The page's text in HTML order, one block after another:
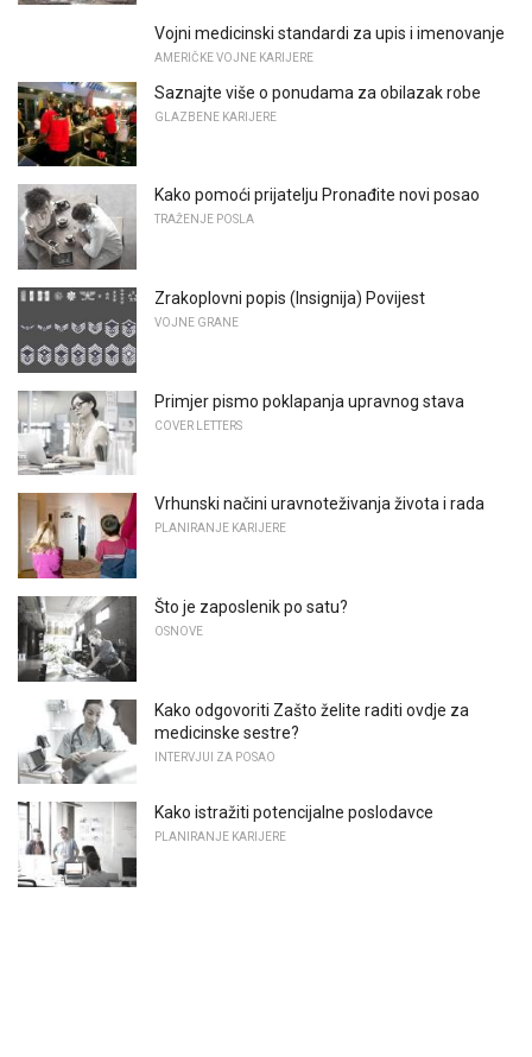
Vojni medicinski standardi za upis i imenovanje
AMERIČKE VOJNE KARIJERE
Saznajte više o ponudama za obilazak robe
GLAZBENE KARIJERE
Kako pomoći prijatelju Pronađite novi posao
TRAŽENJE POSLA
Zrakoplovni popis (Insignija) Povijest
VOJNE GRANE
Primjer pismo poklapanja upravnog stava
COVER LETTERS
Vrhunski načini uravnoteživanja života i rada
PLANIRANJE KARIJERE
Što je zaposlenik po satu?
OSNOVE
Kako odgovoriti Zašto želite raditi ovdje za
medicinske sestre?
INTERVJUI ZA POSAO
Kako istražiti potencijalne poslodavce
PLANIRANJE KARIJERE